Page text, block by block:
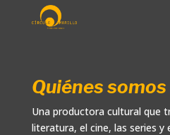
Quiénes somos
Una productora cultural que
literatura, el cine, las series y